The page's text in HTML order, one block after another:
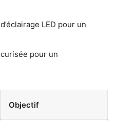
LED pour un
pour un
Objectif